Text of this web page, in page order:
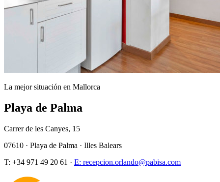
La mejor situación en Mallorca
Playa de Palma
Carrer de les Canyes, 15
07610 · Playa de Palma · Illes Balears
T: +34 971 49 20 61 · E: recepcion.orlando@pabisa.com